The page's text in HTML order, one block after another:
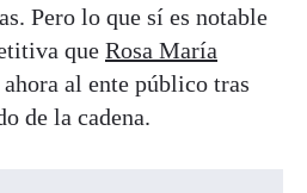
Pero lo que sí es notable
que Rosa María
al ente público tras
de la cadena.